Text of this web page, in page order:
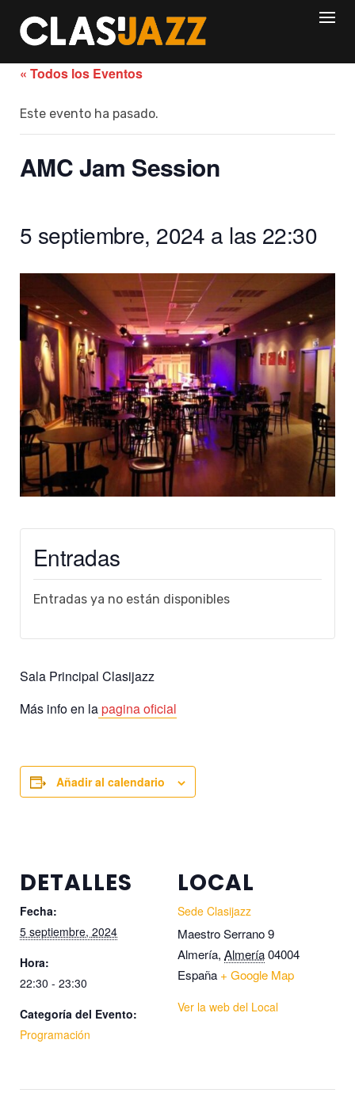
content
« Todos los Eventos
Este evento ha pasado.
AMC Jam Session
5 septiembre, 2024 a las 22:30
Entradas
Entradas ya no están disponibles
Sala Principal Clasijazz
Más info en lapagina oficial
Añadir al calendario
DETALLES
Fecha:
5 septiembre, 2024
Hora:
22:30 - 23:30
Categoría del Evento:
Programación
LOCAL
Sede Clasijazz
Maestro Serrano 9
Almería, Almería04004
España + Google Map
Ver la web del Local